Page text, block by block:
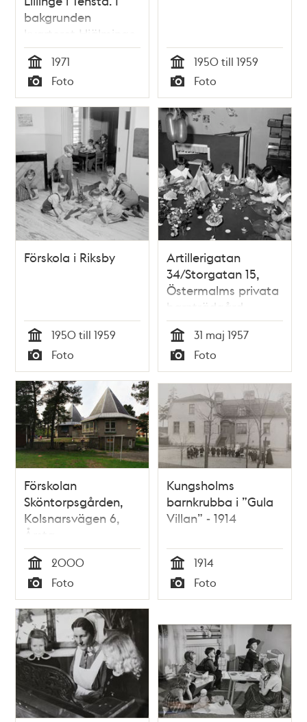
bakgrunden
kvarteret Hjälminge.
Tid
1971
Typ
Foto Tid
1950 till 1959
Typ
Foto
Förskola i Riksby
Tid
1950 till 1959
Typ
Foto
Artillerigatan
34/Storgatan 15,
Östermalms privata
barnträdgård
(förskola). Avslutning
med saftkalas kring
"flugsvampsbordet",
innan rivningen av
huset
Tid
31 maj 1957
Typ
Foto
Förskolan
Sköntorpsgården,
Kolsnarsvägen 6,
Årsta
Tid
2000
Typ
Foto
Kungsholms
barnkrubba i ”Gula
Villan” - 1914
Tid
1914
Typ
Foto